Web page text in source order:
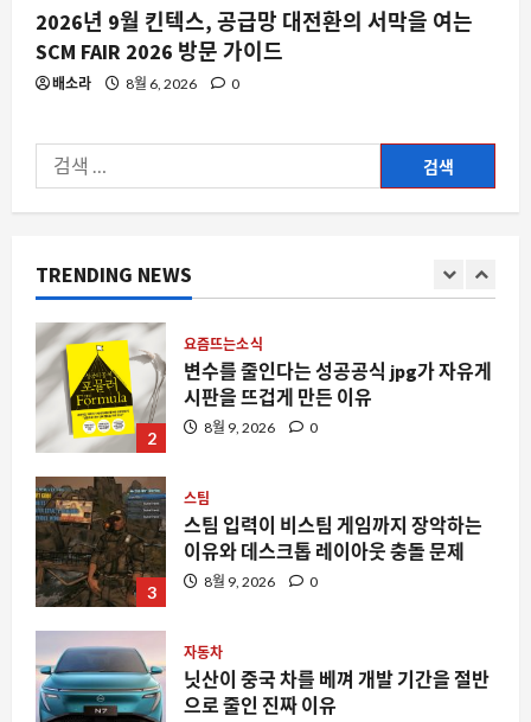
2026년 9월 킨텍스, 공급망 대전환의 서막을 여는
SCM FAIR 2026 방문 가이드
배소라 8월 6, 2026 0
색:
TRENDING NEWS
5
2
시판을 뜨겁게 만든 이유
3
스팀
스팀 입력이 비스팀 게임까지 장악하는
이유와 데스크톱 레이아웃 충돌 문제
4
자동차
닛산이 중국 차를 베껴 개발 기간을 절반
으로 줄인 진짜 이유
스팀
스팀을 뒤덮은 정리 정돈 게임의 홍수, 왜